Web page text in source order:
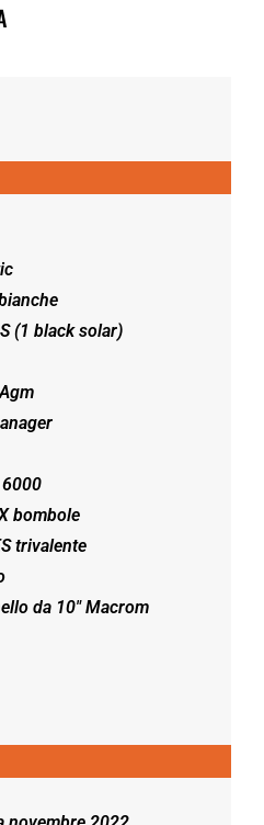
(1 black solar)
bombole
trivalente
da 10″ Macrom